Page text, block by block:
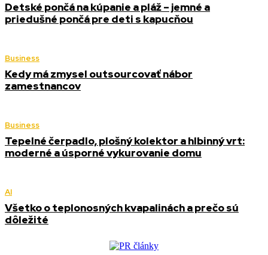
Detské pončá na kúpanie a pláž – jemné a
priedušné pončá pre deti s kapucňou
Business
Kedy má zmysel outsourcovať nábor
zamestnancov
Business
Tepelné čerpadlo, plošný kolektor a hlbinný vrt:
moderné a úsporné vykurovanie domu
AI
Všetko o teplonosných kvapalinách a prečo sú
dôležité